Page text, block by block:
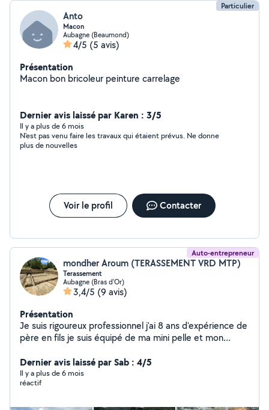
Particulier
Anto
Macon
Aubagne (Beaumond)
4/5 (5 avis)
Présentation
Macon bon bricoleur peinture carrelage
Dernier avis laissé par Karen : 3/5
Il y a plus de 6 mois
N'est pas venu faire les travaux qui étaient prévus. Ne donne
plus de nouvelles
Voir le profil Contacter
Auto-entrepreneur
mondher Aroum (TERASSEMENT VRD MTP)
Terassement
Aubagne (Bras d'Or)
3,4/5 (9 avis)
Présentation
Je suis rigoureux professionnel j'ai 8 ans d'expérience de
père en fils je suis équipé de ma mini pelle et mon
pose de fausse creuse piscine
Dernier avis laissé par Sab : 4/5
Il y a plus de 6 mois
réactif